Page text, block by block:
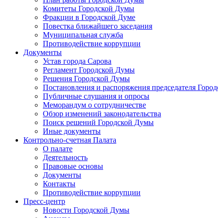
Комитеты Городской Думы
Фракции в Городской Думе
Повестка ближайшего заседания
Муниципальная служба
Противодействие коррупции
Документы
Устав города Сарова
Регламент Городской Думы
Решения Городской Думы
Постановления и распоряжения председателя
Публичные слушания и опросы
Меморандум о сотрудничестве
Обзор изменений законодательства
Поиск решений Городской Думы
Иные документы
Контрольно-счетная Палата
О палате
Деятельность
Правовые основы
Документы
Контакты
Противодействие коррупции
Пресс-центр
Новости Городской Думы